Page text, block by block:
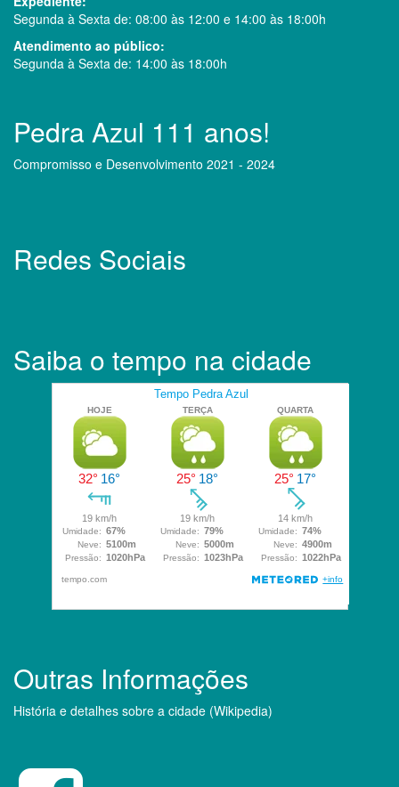
Segunda à Sexta de: 08:00 às 12:00 e 14:00 às 18:00h
Atendimento ao público:
Segunda à Sexta de: 14:00 às 18:00h
Pedra Azul 111 anos!
Compromisso e Desenvolvimento 2021 - 2024
Redes Sociais
Saiba o tempo na cidade
Outras Informações
História e detalhes sobre a cidade (Wikipedia)